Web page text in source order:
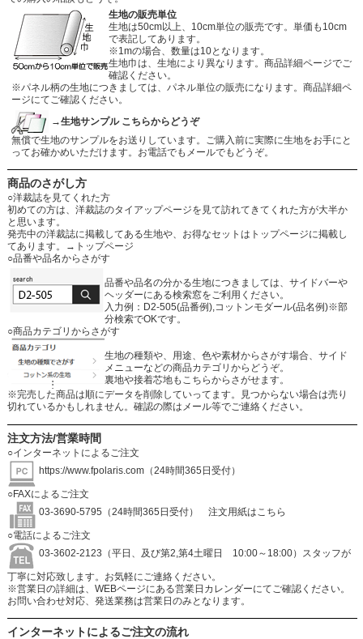
生地の販売単位
生地は50cm以上、10cm単位の販売です。単価も10cm
で表記してあります。
※1mの場合、数量は10となります。
生地巾は、生地により異なります。商品詳細ページでご
確認ください。
※パネル柄の生地につきましては、パネル単位の販売になります。商品詳細ペ
ージにてご確認ください。
→生地サンプル こちらからどうぞ
無償で生地のサンプルをお送りしています。ご購入前に実際に生地をお手にと
ってお確かめいただけます。お電話でもメールでもどうぞ。
商品のさがし方
○洋裁誌を見てくれた方
初めての方は、洋裁誌のタイアップページを見て訪れてきてくれた方が大半か
と思います。
発売中の洋裁誌に掲載してある生地や、お得なセットはトップページに掲載し
てあります。
→トップページ
○品番や品名からさがす
品番や品名の分かる生地につきましては、サイドバーや
ヘッダーにある検索窓をご利用ください。
入力例：D2-505(品番例),コットンモダール(品名例)※部
分検索でOKです。
○商品カテゴリからさがす
生地の種類や、用途、色や素材からさがす場合、サイド
メニューなどの商品カテゴリからどうぞ。
裏地や接着芯地もこちらからさがせます。
※完売した商品は順にデータを削除していってます。見つからない場合は売り
切れているかもしれません。確認の際はメール等でご連絡ください。
注文方法/営業時間
○インターネットによるご注文
https://www.fpolaris.com（24時間365日受付）
○FAXによるご注文
03-3690-5795（24時間365日受付）
注文用紙はこちら
○電話によるご注文
03-3602-2123（平日、及び第2,第4土曜日 10:00～18:00）スタッフが
丁寧に対応致します。お気軽にご連絡ください。
※営業日の詳細は、WEBページにある営業日カレンダーにてご確認ください。
お問い合わせ対応、発送業務は営業日のみとなります。
インターネットによるご注文の流れ